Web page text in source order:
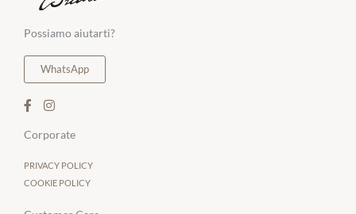
Possiamo aiutarti?
WhatsApp
Corporate
PRIVACY POLICY
COOKIE POLICY